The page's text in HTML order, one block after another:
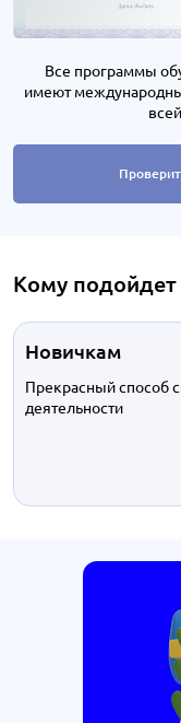
Все программы
имеют
Кому подойдет
Новичкам
Прекрасный способ
деятельности